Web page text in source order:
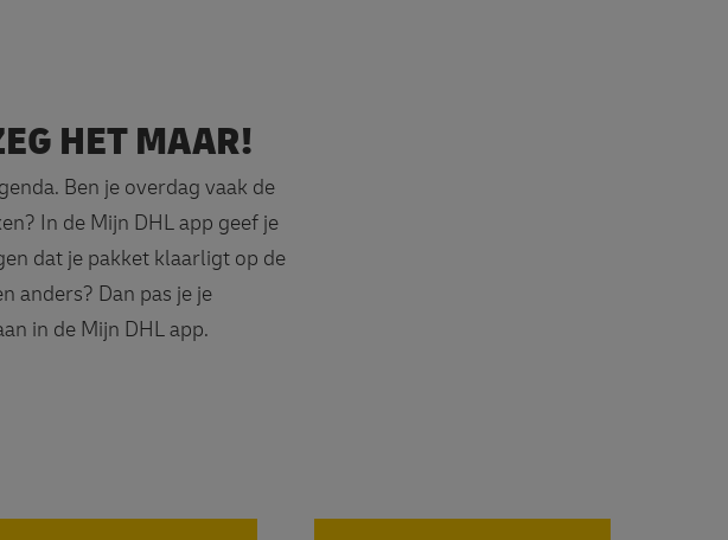
HET MAAR!
Ben je overdag vaak de
In de Mijn DHL app geef je
dat je pakket klaarligt op de
anders? Dan pas je je
in de Mijn DHL app.